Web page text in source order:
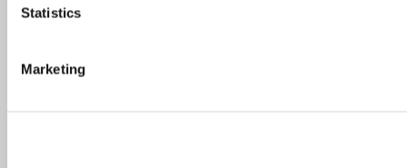
Statistics
Marketing
Heinäkuun TOP 10 ravintolat – asiakkaiden